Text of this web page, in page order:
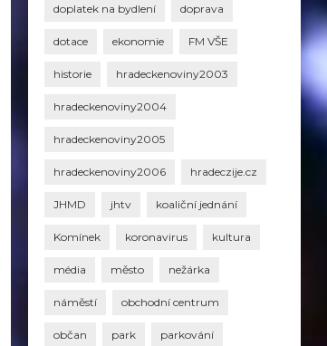
doplatek na bydlení doprava
dotace ekonomie FM VŠE
historie hradeckenoviny2003
hradeckenoviny2004
hradeckenoviny2005
hradeckenoviny2006 hradeczije.cz
JHMD jhtv koaliční jednání
Komínek koronavirus kultura
média město nežárka
náměstí obchodní centrum
občan park parkování